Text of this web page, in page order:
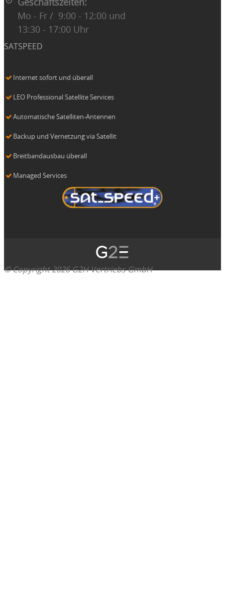
Geschäftszeiten:
Mo - Fr / 9:00 - 12:00 und
13:30 - 17:00 Uhr
SATSPEED
Internet sofort und überall
LEO Professional Satellite Services
Automatische Satelliten-Antennen
Backup und Vernetzung via Satellit
Breitbandausbau überall
Managed Services
© Copyright 2026 G2H Vertriebs GmbH